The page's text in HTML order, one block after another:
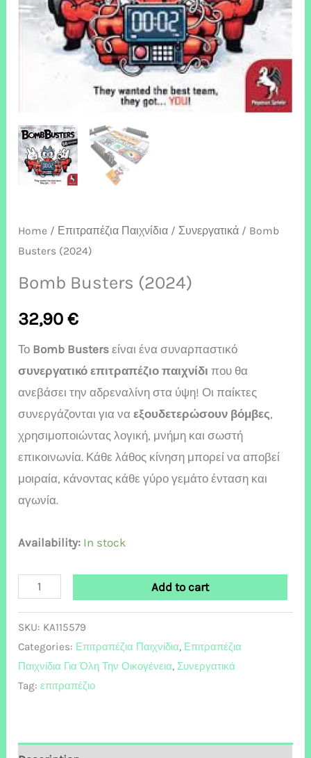
Home / Επιτραπέζια Παιχνίδια / Συνεργατικά / Bomb
Busters (2024)
Bomb Busters (2024)
32,90€
Το Bomb Busters είναι ένα συναρπαστικό
συνεργατικό επιτραπέζιο παιχνίδι που θα
ανεβάσει την αδρεναλίνη στα ύψη! Οι παίκτες
συνεργάζονται για ναεξουδετερώσουν βόμβες,
χρησιμοποιώντας λογική, μνήμη και σωστή
επικοινωνία. Κάθε λάθος κίνηση μπορεί να αποβεί
μοιραία, κάνοντας κάθε γύρο γεμάτο ένταση και
αγωνία.
Availability: In stock
Add to cart
SKU: KA115579
Categories: Επιτραπέζια Παιχνίδια, Επιτραπέζια
Παιχνίδια Για Όλη Την Οικογένεια,Συνεργατικά
Tag:επιτραπέζιο